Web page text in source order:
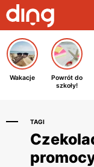
Wakacje
Powrót do
szkoły!
TAGI